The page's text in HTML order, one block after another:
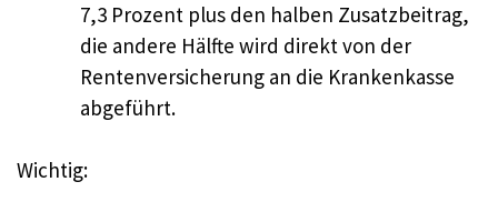
7,3 Prozent plus den halben Zusatzbeitrag,
die andere Hälfte wird direkt von der
Rentenversicherung an die Krankenkasse
abgeführt.
Wichtig: